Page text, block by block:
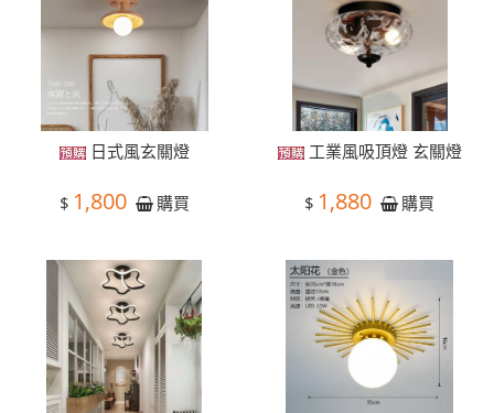
日式風玄關燈
$ 1,800 購買
工業風吸頂燈 玄關燈
$ 1,880 購買